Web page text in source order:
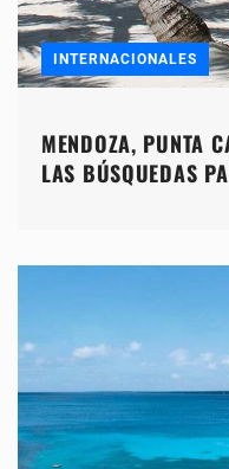
INTERNACIONALES
MENDOZA, PUNTA
LAS BÚSQUEDAS